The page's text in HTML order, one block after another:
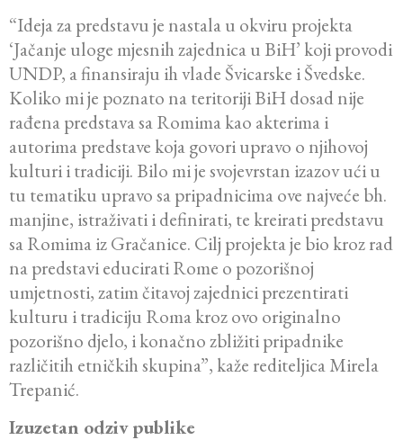
“Ideja za predstavu je nastala u okviru projekta
‘Jačanje uloge mjesnih zajednica u BiH’ koji provodi
UNDP, a finansiraju ih vlade Švicarske i Švedske.
Koliko mi je poznato na teritoriji BiH dosad nije
rađena predstava sa Romima kao akterima i
autorima predstave koja govori upravo o njihovoj
kulturi i tradiciji. Bilo mi je svojevrstan izazov ući u
tu tematiku upravo sa pripadnicima ove najveće bh.
manjine, istraživati i definirati, te kreirati predstavu
sa Romima iz Gračanice. Cilj projekta je bio kroz rad
na predstavi educirati Rome o pozorišnoj
umjetnosti, zatim čitavoj zajednici prezentirati
kulturu i tradiciju Roma kroz ovo originalno
pozorišno djelo, i konačno zbližiti pripadnike
različitih etničkih skupina”, kaže rediteljica Mirela
Trepanić.
Izuzetan odziv publike